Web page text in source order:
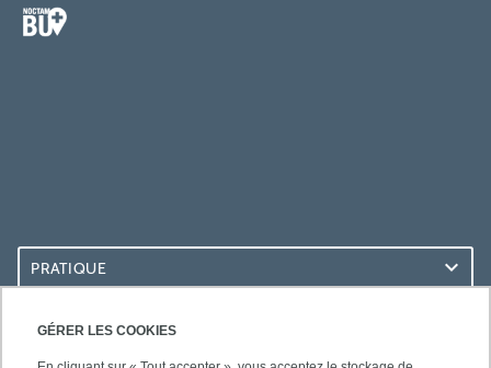
GÉRER LES COOKIES
PRATIQUE
ACCÈS RAPIDES